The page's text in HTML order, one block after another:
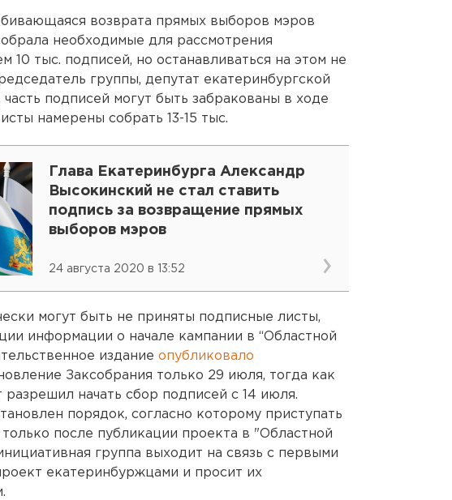
возврата прямых выборов мэров
необходимые для рассмотрения
10 тыс. подписей, но останавливаться на этом не
группы, депутат екатеринбургской
часть подписей могут быть забракованы в ходе
намерены собрать 13-15 тыс.
Глава Екатеринбурга Александр
Высокинский не стал ставить
подпись за возвращение прямых
выборов мэров
24 августа 2020 в 13:52
могут быть не приняты подписные листы,
информации о начале кампании в “Областной
издание опубликовало
Заксобрания только 29 июля, тогда как
начать сбор подписей с 14 июля.
порядок, согласно которому приступать
после публикации проекта в "Областной
группа выходит на связь с первыми
екатеринбуржцами и просит их